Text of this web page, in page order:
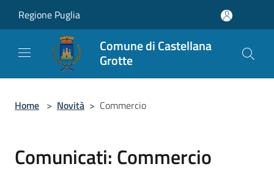
Regione Puglia
Comune di Castellana
Grotte
Home > Novità > Commercio
Comunicati: Commercio